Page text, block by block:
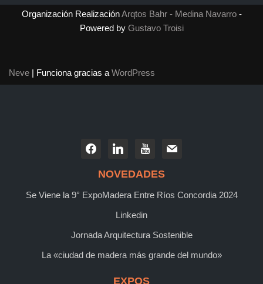
Organización RealizaciónArqtos Bahr - Medina Navarro-
Powered by Gustavo Troisi
Neve | Funciona gracias a WordPress
NOVEDADES
Se Viene la 9° ExpoMadera Entre Ríos Concordia 2024
Linkedin
Jornada Arquitectura Sostenible
La «ciudad de madera más grande del mundo»
EXPOS